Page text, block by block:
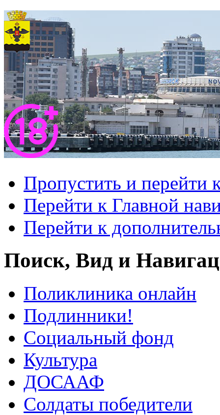
Пропустить и перейти
Перейти к Главной
Перейти к
Поиск, Вид и
Поликлиника онлайн
Подлинники!
Социальный фонд
Культура
ДОСААФ
Солдаты победители